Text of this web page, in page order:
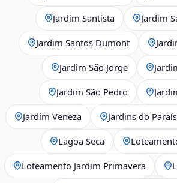
Jardim Santista Jardim
Jardim Santos Dumont
Jardim São Jorge
Jardim São Pedro
Jardim Veneza Jardins do
Lagoa Seca
Loteamento Jardim Primavera